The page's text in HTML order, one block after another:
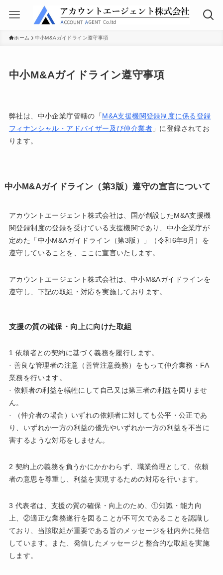
ホーム 中小M&Aガイドライン遵守事項
中小M&Aガイドライン遵守事項
弊社は、中小企業庁管轄の「M&A支援機関登録制度に係る登録
フィナンシャル・アドバイザー及び仲介業者」に登録されてお
ります。
中小M&Aガイドライン（第3版）遵守の宣言について
アカウントエージェント株式会社は、国が創設したM&A支援機
関登録制度の登録を受けている支援機関であり、中小企業庁が
定めた「中小M&Aガイドライン（第3版）」（令和6年8月）を
遵守していることを、ここに宣言いたします。
アカウントエージェント株式会社は、中小M&Aガイドラインを
遵守し、下記の取組・対応を実施しております。
支援の質の確保・向上に向けた取組
1 依頼者との契約に基づく義務を履行します。
· 善良な管理者の注意（善管注意義務）をもって仲介業務・FA
業務を行います。
· 依頼者の利益を犠牲にして自己又は第三者の利益を図りませ
ん。
· （仲介者の場合）いずれの依頼者に対しても公平・公正であ
り、いずれか一方の利益の優先やいずれか一方の利益を不当に
害するような対応をしません。
2 契約上の義務を負うかにかかわらず、職業倫理として、依頼
者の意思を尊重し、利益を実現するための対応を行います。
3 代表者は、支援の質の確保・向上のため、①知識・能力向
上、②適正な業務遂行を図ることが不可欠であることを認識し
ており、当該取組が重要である旨のメッセージを社内外に発信
しています。また、発信したメッセージと整合的な取組を実施
します。